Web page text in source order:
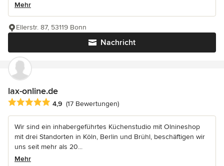
Mehr
Nachricht
Ellerstr. 87, 53119 Bonn
lax-online.de
Durchschnittliche Bewertung: 4.9 von 5 Sternen
4,9 (17 Bewertungen)
Wir sind ein inhabergeführtes Küchenstudio mit Olnineshop
mit drei Standorten in Köln, Berlin und Brühl, beschäftigen wir
uns seit mehr als 20...
Mehr